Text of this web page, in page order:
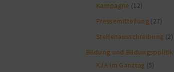
Kampagne (12)
Pressemitteilung (27)
Stellenausschreibung (2)
Bildung und Bildungspolitik
KJA im Ganztag (5)